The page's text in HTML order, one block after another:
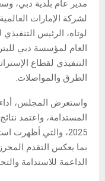
مدير عام بلدية دبي،
لشركة الإمارات
لوتاه، الرئيس
العام لمؤسسة دبي
التنفيذي لقطاع
الطرق والمواصلات.
واستعرض المجلس،
المستدامة، واعتمد
2025، والتي أظهرت
بما يعكس التقدم
الداعمة للاستدامة